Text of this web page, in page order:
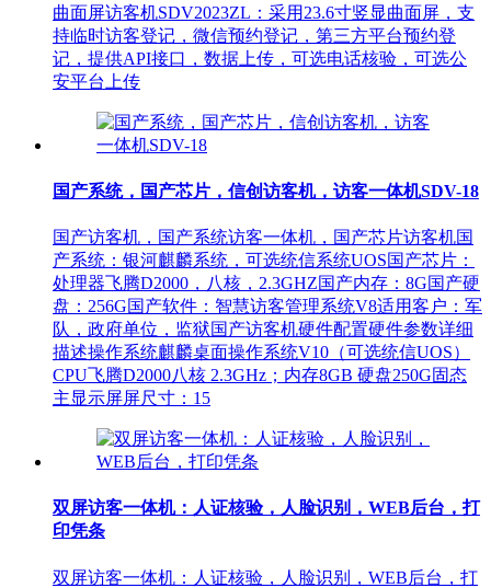
曲面屏访客机SDV2023ZL：采用23.6寸竖显曲面屏，支
持临时访客登记，微信预约登记，第三方平台预约登
记，提供API接口，数据上传，可选电话核验，可选公
安平台上传
国产系统，国产芯片，信创访客机，访客一体机SDV-18
国产访客机，国产系统访客一体机，国产芯片访客机国
产系统：银河麒麟系统，可选统信系统UOS国产芯片：
处理器飞腾D2000，八核，2.3GHZ国产内存：8G国产硬
盘：256G国产软件：智慧访客管理系统V8适用客户：军
队，政府单位，监狱国产访客机硬件配置硬件参数详细
描述操作系统麒麟桌面操作系统V10（可选统信UOS）
CPU飞腾D2000八核 2.3GHz；内存8GB 硬盘250G固态
主显示屏屏尺寸：15
双屏访客一体机：人证核验，人脸识别，WEB后台，打
印凭条
双屏访客一体机：人证核验，人脸识别，WEB后台，打